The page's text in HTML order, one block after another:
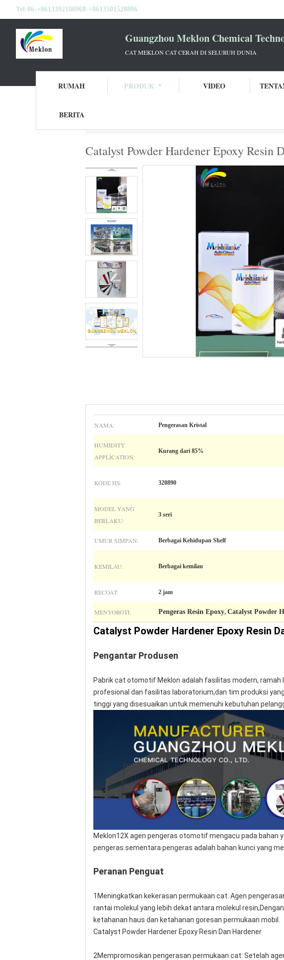
Tel:86-+8613392100968-+8613501528806
Guangzhou Meklon Chemical
CAT MEKLON CAT CERAH DI SELURUH DUNIA
RUMAH PRODUK VIDEO
BERITA
Catalyst Powder Hardener Epoxy Resin
NAMA: Pengerasan Kristal
HUMIDITY
APPLICATION:
Kurang dari 85%
KODE HS: 320890
MODEL YANG
BERLAKU:
3 seri
UMUR SIMPAN: Berbagai Kehidupan Shelf
KEMILAU: Berbagai kemilau
RECOAT: 2 jam
MENYOROTI: Pengeras Resin Epoxy, Catalyst Powder
Catalyst Powder Hardener Epoxy Resin
Pengantar Produsen
Pabrik cat otomotif Meklon adalah fasilitas modern, ramah
profesional dan fasilitas laboratorium,dan tim produksi
tinggi yang disesuaikan untuk memenuhi kebutuhan
Meklon12X agen pengeras otomotif mengacu pada
pengeras.sementara pengeras adalah bahan kunci yang
Peranan Penguat
1Meningkatkan kekerasan permukaan cat: Agen
rantai molekul yang lebih dekat antara molekul
ketahanan haus dan ketahanan goresan permukaan mobil.
Catalyst Powder Hardener Epoxy Resin Dan Hardener
2Mempromosikan pengerasan permukaan cat: Setelah